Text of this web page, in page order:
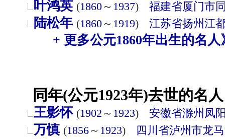
叶鸿英 (1860～ 1937) 福建省厦门市
陆松年 (1860～ 1919) 江苏省扬州 江
+ 更多公元1860年出生的名人
同年(公元1923年)去世的名
王影怀 (1902 ～ 1923) 安徽省滁州 凤
万慎 (1856～ 1923) 四川省泸州市龙